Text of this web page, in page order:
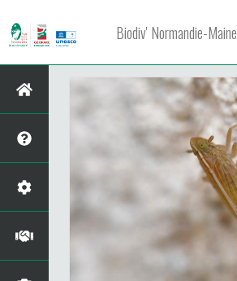
Biodiv' Normandie-Maine